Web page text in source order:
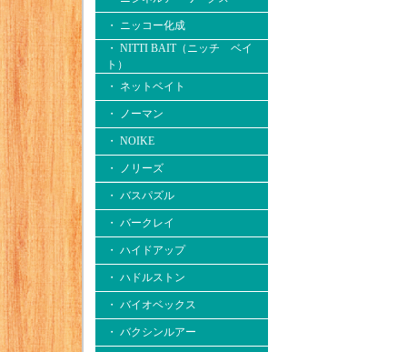
・ ニッコー化成
・ NITTI BAIT（ニッチ ベイ
ト）
・ ネットベイト
・ ノーマン
・ NOIKE
・ ノリーズ
・ バスパズル
・ バークレイ
・ ハイドアップ
・ ハドルストン
・ バイオベックス
・ バクシンルアー